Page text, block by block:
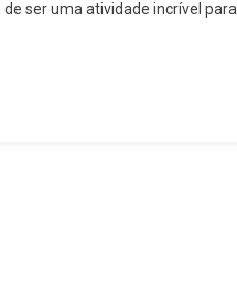
ser uma atividade incrível para